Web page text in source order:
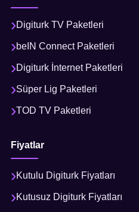
Digiturk TV Paketleri
beIN Connect Paketleri
Digiturk İnternet Paketleri
Süper Lig Paketleri
TOD TV Paketleri
Fiyatlar
Kutulu Digiturk Fiyatları
Kutusuz Digiturk Fiyatları